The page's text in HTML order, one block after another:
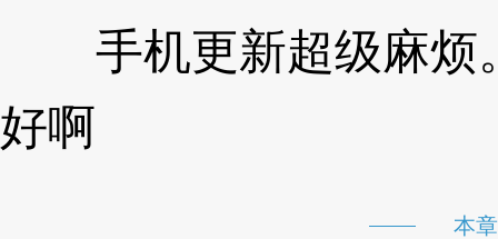
手机更新超级麻烦
好啊
本